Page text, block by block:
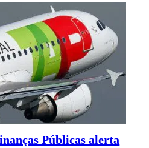
Públicas alerta